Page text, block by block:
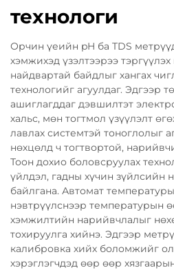
технологи
Орчин үеийн pH ба TDS
хэмжихэд үзэлтээрээ
найдвартай байдлыг хангах
технологийг агуулдаг. Эдгээр
ашиглагддаг дэвшилтэт
хальс, мөн тогтмол үзүүлэлт
лавлах системтэй тоноглолыг
нөхцөлд ч тогтвортой,
Тоон дохио боловсруулах
үйлдэл, гадны хүчин зүйлсийн
байлгана. Автомат
нэвтрүүлснээр температурын
хэмжилтийн нарийвчлалыг
тохируулга хийнэ. Эдгээр
калибровка хийх боломжийг
хэрэглэгчдэд өөр өөр